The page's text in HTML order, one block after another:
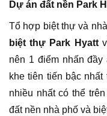
Dự án đất nền Park
Tổ hợp biệt thự và
biệt thự Park Hyatt
nên 1 điểm nhấn
khe tiên tiến bậc
nhiều nhất có thể
đất nền nhà phố và